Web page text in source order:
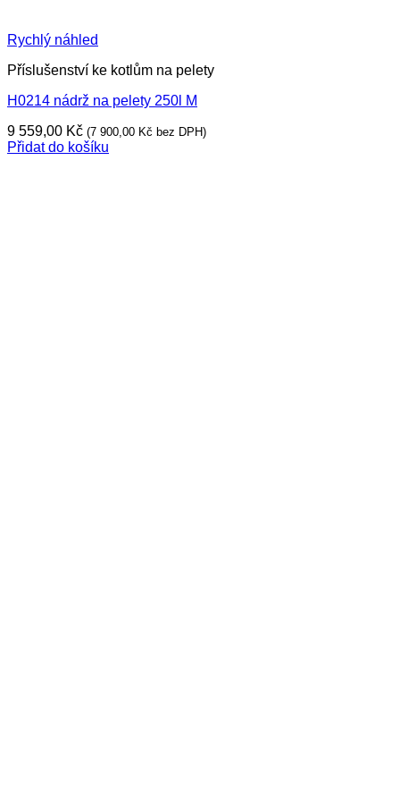
Rychlý náhled
Příslušenství ke kotlům na pelety
H0214 nádrž na pelety 250l M
9 559,00 Kč (7 900,00 Kč bez DPH)
Přidat do košíku